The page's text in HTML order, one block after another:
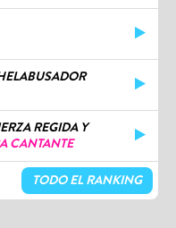
REGIDA Y
CANTANTE
TODO EL RANKING